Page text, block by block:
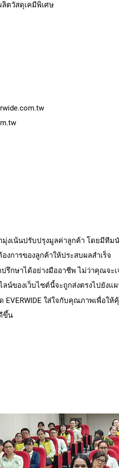
ตวัสดุเคมีพิเศษ
มุ่งเน้นปรับปรุงมูลค่าลูกค้า โดยมีที
งการของลูกค้าให้ประสบผลสำเร็จ
ปรึกษาได้อย่างมืออาชีพ ไม่ว่าคุณจ
ลน์ของเว็บไซต์นี้จะถูกส่งตรงไปยัง
ใส่ใจกับคุณภาพเพื่อใ
ขึ้น